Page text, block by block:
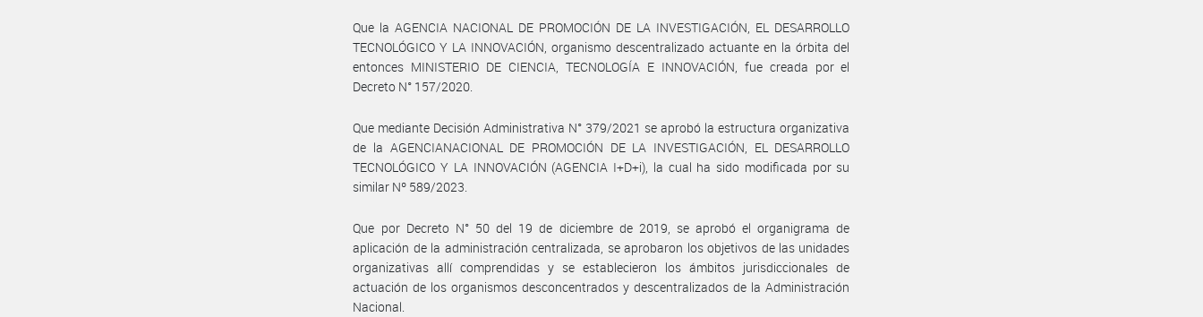
Que la AGENCIA NACIONAL DE PROMOCIÓN DE LA INVESTIGACIÓN, EL DESARROLLO
TECNOLÓGICO Y LA INNOVACIÓN, organismo descentralizado actuante en la órbita del
entonces MINISTERIO DE CIENCIA, TECNOLOGÍA E INNOVACIÓN, fue creada por el
Decreto N° 157/2020.
Que mediante Decisión Administrativa N° 379/2021 se aprobó la estructura organizativa
de la AGENCIANACIONAL DE PROMOCIÓN DE LA INVESTIGACIÓN, EL DESARROLLO
TECNOLÓGICO Y LA INNOVACIÓN (AGENCIA I+D+i), la cual ha sido modificada por su
similar Nº 589/2023.
Que por Decreto N° 50 del 19 de diciembre de 2019, se aprobó el organigrama de
aplicación de la administración centralizada, se aprobaron los objetivos de las unidades
organizativas allí comprendidas y se establecieron los ámbitos jurisdiccionales de
actuación de los organismos desconcentrados y descentralizados de la Administración
Nacional.